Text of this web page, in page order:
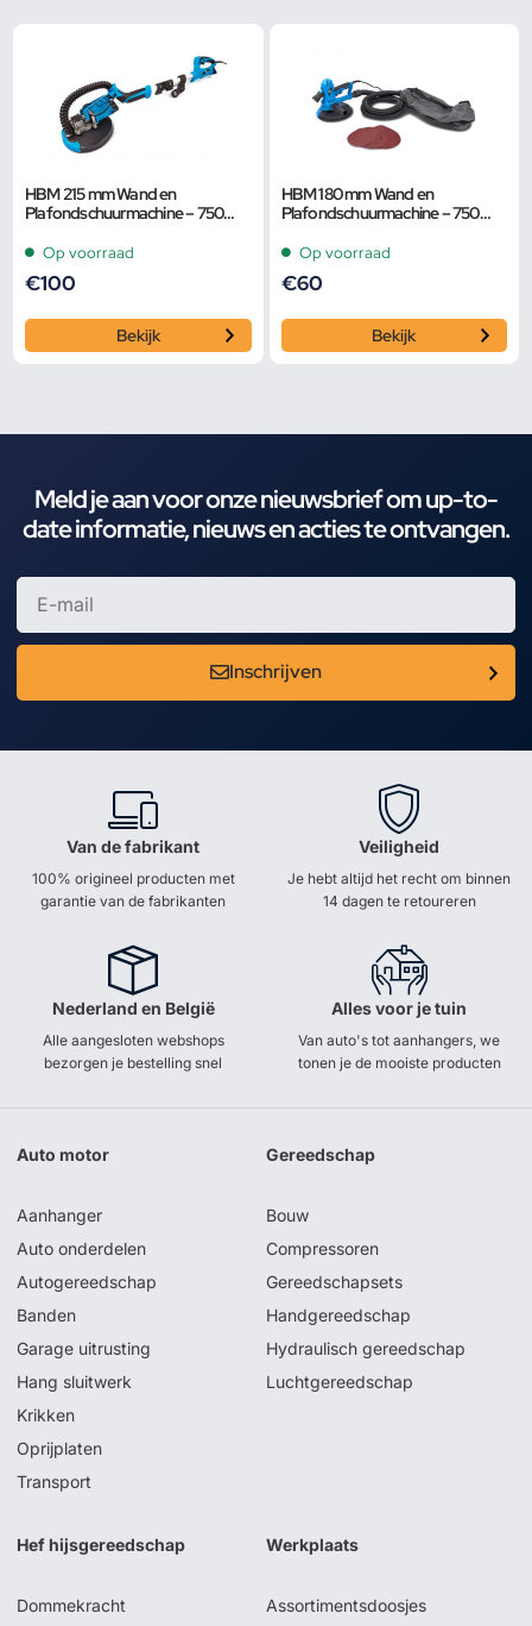
HBM 215 mm Wand en
Plafondschuurmachine – 750
Op voorraad
€100
Bekijk
HBM 180 mm Wand en
Plafondschuurmachine – 750
Op voorraad
€60
Bekijk
Meld je aan voor onze nieuwsbrief om up-to-
date informatie, nieuws en acties te ontvangen.
Inschrijven
Van de fabrikant
100% origineel producten met
garantie van de fabrikanten
Veiligheid
Je hebt altijd het recht om binnen
14 dagen te retoureren
Nederland en België
Alle aangesloten webshops
bezorgen je bestelling snel
Alles voor je tuin
Van auto's tot aanhangers, we
tonen je de mooiste producten
Auto motor
Aanhanger
Auto onderdelen
Autogereedschap
Banden
Garage uitrusting
Hang sluitwerk
Krikken
Oprijplaten
Transport
Gereedschap
Bouw
Compressoren
Gereedschapsets
Handgereedschap
Hydraulisch gereedschap
Luchtgereedschap
Hef hijsgereedschap
Dommekracht
Werkplaats
Assortimentsdoosjes